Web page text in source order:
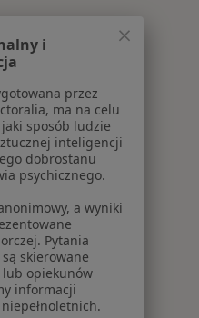
w pobliżu
leczone
i
przez
ma na celu
sposób ludzie
inteligencji
dobrostanu
psychicznego.
a wyniki
Pytania
skierowane
lub opiekunów
informacji